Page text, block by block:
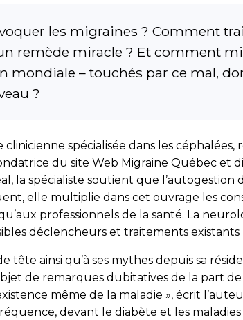
les migraines ? Comment
remède miracle ? Et comment
mondiale – touchés par ce mal,
?
spécialisée dans les
du site Web Migraine Québec et
la spécialiste soutient que
elle multiplie dans cet ouvrage les
professionnels de la santé. La
déclencheurs et traitements
tête ainsi qu’à ses mythes depuis sa
de remarques dubitatives de la part
même de la maladie », écrit
devant le diabète et les maladies